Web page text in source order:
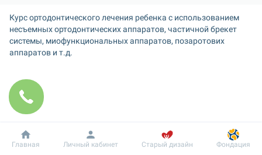
Курс ортодонтического лечения ребенка с использованием
несъемных ортодонтических аппаратов, частичной брекет
системы, миофункциональных аппаратов, позаротових
аппаратов и т.д.
Добробут Информация Пациенту
Главная Личный кабинет Старый дизайн Фондация